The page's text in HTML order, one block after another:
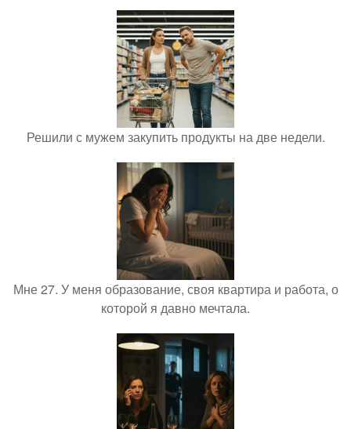
Решили с мужем закупить продукты на две недели.
Мне 27. У меня образование, своя квартира и работа, о
которой я давно мечтала.